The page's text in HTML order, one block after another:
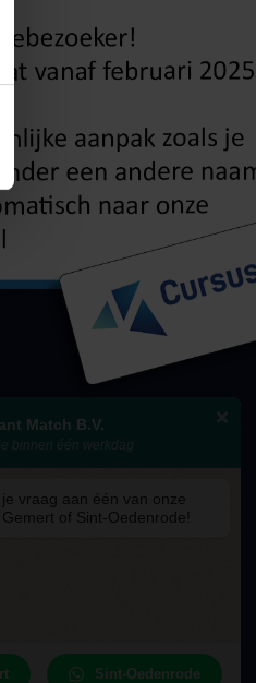
Match B.V.
vraag aan één van onze
of Sint-Oedenrode!
Sint-Oedenrode